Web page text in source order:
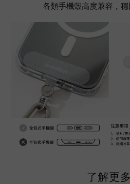
各類手機殼高度兼容，
了解更多